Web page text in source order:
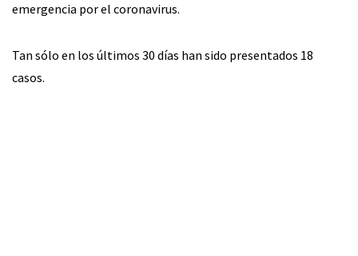
emergencia por el coronavirus.
Tan sólo en los últimos 30 días han sido presentados 18
casos.